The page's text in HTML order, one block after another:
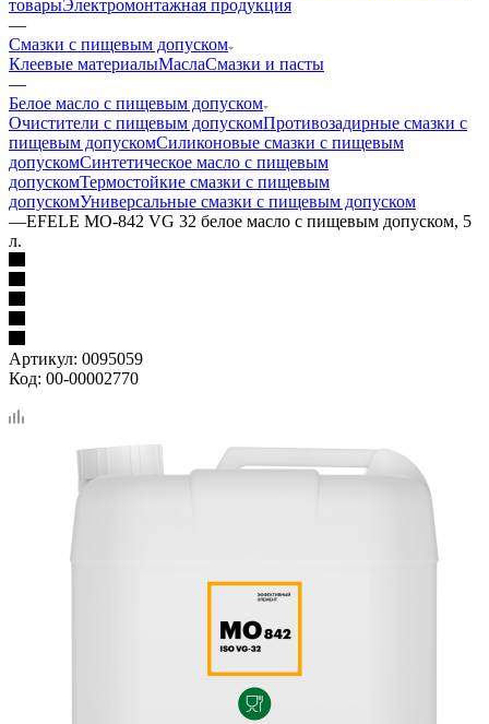
товарыЭлектромонтажная продукция
—
Смазки с пищевым допуском
Клеевые материалыМаслаСмазки и пасты
—
Белое масло с пищевым допуском
Очистители с пищевым допускомПротивозадирные смазки с
пищевым допускомСиликоновые смазки с пищевым
допускомСинтетическое масло с пищевым
допускомТермостойкие смазки с пищевым
допускомУниверсальные смазки с пищевым допуском
—EFELE MO-842 VG 32 белое масло с пищевым допуском, 5
л.
Артикул: 0095059
Код: 00-00002770